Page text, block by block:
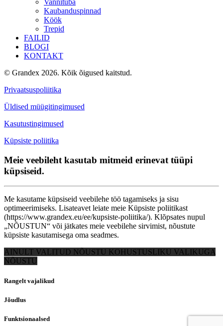
Vannituba
Kaubanduspinnad
Köök
Trepid
FAILID
BLOGI
KONTAKT
© Grandex 2026. Kõik õigused kaitstud.
Privaatsuspoliitika
Üldised müügitingimused
Kasutustingimused
Küpsiste poliitika
Meie veebileht kasutab mitmeid erinevat tüüpi
küpsiseid.
Me kasutame küpsiseid veebilehe töö tagamiseks ja sisu
optimeerimiseks. Lisateavet leiate meie Küpsiste poliitikast
(https://www.grandex.eu/ee/kupsiste-poliitika/). Klõpsates nupul
„NÕUSTUN“ või jätkates meie veebilehe sirvimist, nõustute
küpsiste kasutamisega oma seadmes.
AINULT VALITUD NÕUSTU KOHUSTUSLIKU VALIKUGA
NÕUSTU
Rangelt vajalikud
Jõudlus
Funktsionaalsed